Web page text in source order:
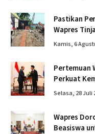
Pastikan
Wapres
Krueng
Kamis, 6
Pertemuan
Perkuat
Kamboja
Selasa, 28 Juli
Wapres
Beasiswa